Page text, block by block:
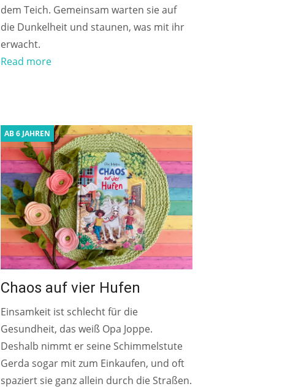
dem Teich. Gemeinsam warten sie auf
die Dunkelheit und staunen, was mit ihr
erwacht.
Read more
AB 6 JAHREN
Chaos auf vier Hufen
Einsamkeit ist schlecht für die
Gesundheit, das weiß Opa Joppe.
Deshalb nimmt er seine Schimmelstute
Gerda sogar mit zum Einkaufen, und oft
spaziert sie ganz allein durch die Straßen.